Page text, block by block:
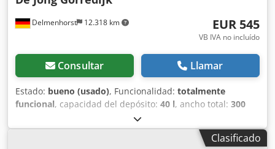
Delmenhorst 12.318 km EUR 545
VB IVA no incluído
Consultar Llamar
Estado: bueno (usado), Funcionalidad: totalmente
funcional, capacidad del depósito: 40 l, ancho total: 300
, material de la pared:
inoxidable, presión de funcionamiento:5 bar,
, Depósito de presión de acero
Clasificado